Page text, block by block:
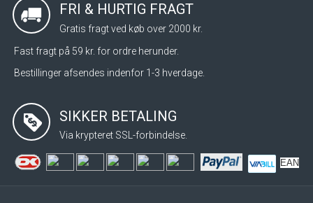
FRI & HURTIG FRAGT
Gratis fragt ved køb over 2000 kr.
Fast fragt på 59 kr. for ordre herunder.
Bestillinger afsendes indenfor 1-3 hverdage.
SIKKER BETALING
Via krypteret SSL-forbindelse.
EAN